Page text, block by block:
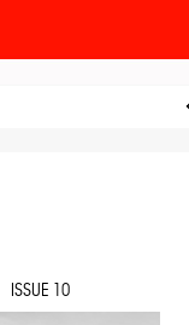
ISSUE 10